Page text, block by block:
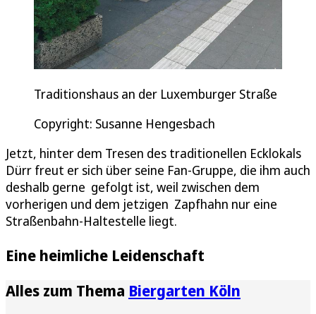
Traditionshaus an der Luxemburger Straße
Copyright: Susanne Hengesbach
Jetzt, hinter dem Tresen des traditionellen Ecklokals
Dürr freut er sich über seine Fan-Gruppe, die ihm auch
deshalb gerne gefolgt ist, weil zwischen dem
vorherigen und dem jetzigen Zapfhahn nur eine
Straßenbahn-Haltestelle liegt.
Eine heimliche Leidenschaft
Alles zum Thema Biergarten Köln